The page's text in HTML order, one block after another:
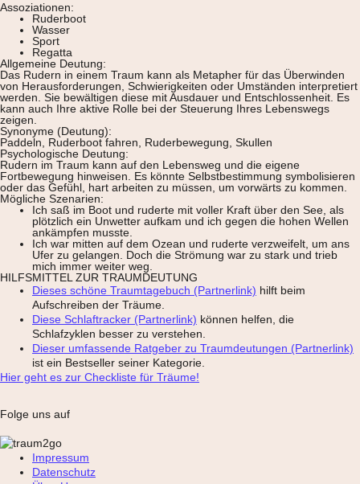
Assoziationen:
Ruderboot
Wasser
Sport
Regatta
Allgemeine Deutung:
Das Rudern in einem Traum kann als Metapher für das Überwinden
von Herausforderungen, Schwierigkeiten oder Umständen interpretiert
werden. Sie bewältigen diese mit Ausdauer und Entschlossenheit. Es
kann auch Ihre aktive Rolle bei der Steuerung Ihres Lebenswegs
zeigen.
Synonyme (Deutung):
Paddeln, Ruderboot fahren, Ruderbewegung, Skullen
Psychologische Deutung:
Rudern im Traum kann auf den Lebensweg und die eigene
Fortbewegung hinweisen. Es könnte Selbstbestimmung symbolisieren
oder das Gefühl, hart arbeiten zu müssen, um vorwärts zu kommen.
Mögliche Szenarien:
Ich saß im Boot und ruderte mit voller Kraft über den See, als
plötzlich ein Unwetter aufkam und ich gegen die hohen Wellen
ankämpfen musste.
Ich war mitten auf dem Ozean und ruderte verzweifelt, um ans
Ufer zu gelangen. Doch die Strömung war zu stark und trieb
mich immer weiter weg.
HILFSMITTEL ZUR TRAUMDEUTUNG
Dieses schöne Traumtagebuch (Partnerlink) hilft beim
Aufschreiben der Träume.
Diese Schlaftracker (Partnerlink) können helfen, die
Schlafzyklen besser zu verstehen.
Dieser umfassende Ratgeber zu Traumdeutungen (Partnerlink)
ist ein Bestseller seiner Kategorie.
Hier geht es zur Checkliste für Träume!
Folge uns auf
Impressum
Datenschutz